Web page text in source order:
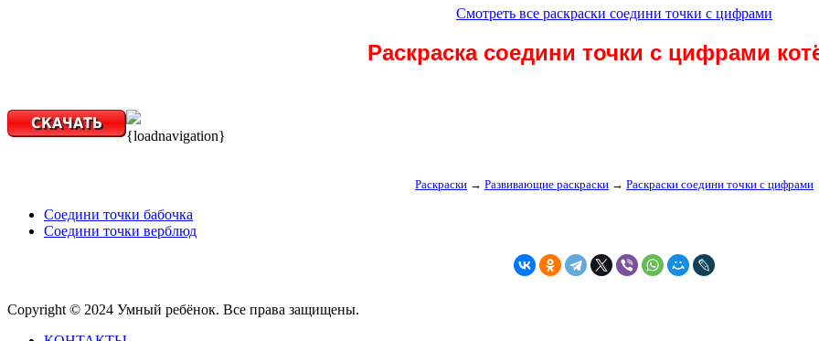
Смотреть все раскраски соедини точки с цифрами
Раскраска соедини точки с цифрами
{loadnavigation}
Раскраски → Развивающие раскраски → Раскраски соедини точки с цифрами
Соедини точки бабочка
Соедини точки верблюд
Copyright © 2024 Умный ребёнок. Все права защищены.